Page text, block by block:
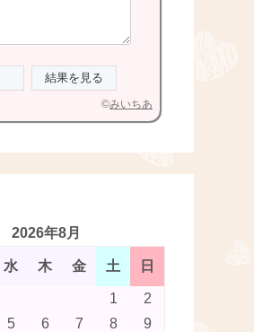
©みいちあ
2026年8月
水 木 金 土 日
1
2
5 6 7 8
9